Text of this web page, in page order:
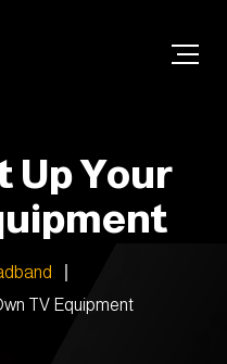
Up Your
TV Equipment